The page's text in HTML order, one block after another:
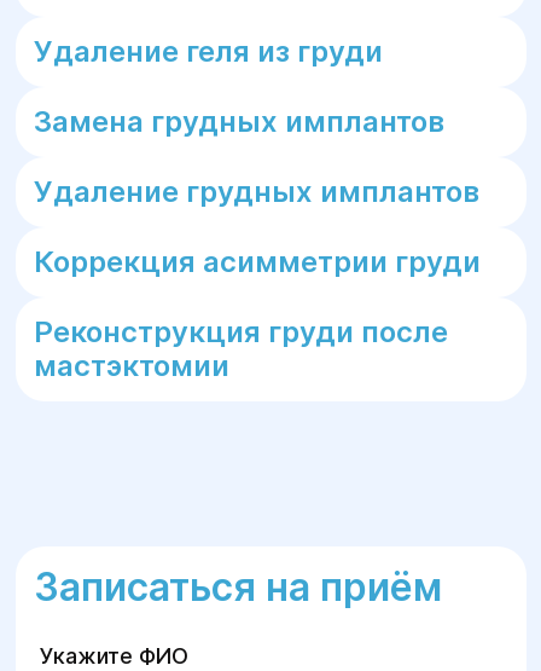
Удаление геля из груди
Замена грудных имплантов
Удаление грудных имплантов
Коррекция асимметрии груди
Реконструкция груди после
мастэктомии
Записаться на приём
Укажите ФИО